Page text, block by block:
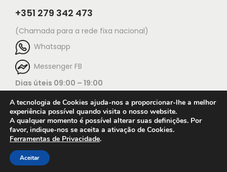
+351 279 342 473
(Chamada para a rede fixa nacional)
Whatsapp
Messenger FB
Dias úteis 09:00 – 19:00
© 2025 Jorge Ourivesaria |
A tecnologia de Cookies ajuda-nos a proporcionar-lhe a melhor
experiência possível quando visita o nosso website.
A qualquer momento é possível alterar suas definições. Por
favor, indique-nos se aceita a ativação de Cookies.
Ferramentas de Privacidade.
Aceitar